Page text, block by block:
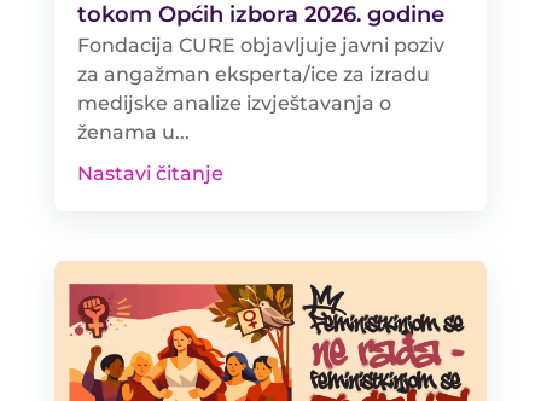
tokom Općih izbora 2026. godine
Fondacija CURE objavljuje javni poziv
za angažman eksperta/ice za izradu
medijske analize izvještavanja o
ženama u...
Nastavi čitanje